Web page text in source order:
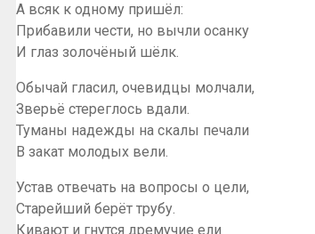
А всяк к одному пришёл:
Прибавили чести, но вычли осанку
И глаз золочёный шёлк.
Обычай гласил, очевидцы молчали,
Зверьё стереглось вдали.
Туманы надежды на скалы печали
В закат молодых вели.
Устав отвечать на вопросы о цели,
Старейший берёт трубу.
Кивают и гнутся дремучие ели